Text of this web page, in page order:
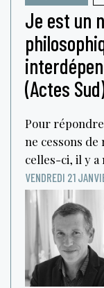
Je est un
(Actes
Pour
ne cessons
celles-ci, il y a
VENDREDI 21